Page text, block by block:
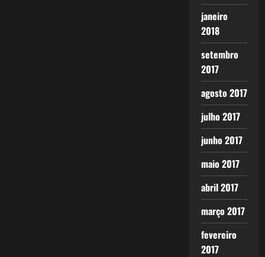
janeiro
2018
setembro
2017
agosto 2017
julho 2017
junho 2017
maio 2017
abril 2017
março 2017
fevereiro
2017